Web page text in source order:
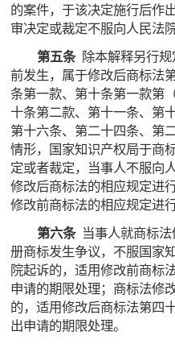
的案件，于该决定施行后作
审决定或裁定不服向人民法
第五条 除本解释另行
前发生，属于修改后商标法
条第一款、第十条第一款第
十条第二款、第十一条、第
第十六条、第二十四条、第
情形，国家知识产权局于商
定或者裁定，当事人不服向
修改后商标法的相应规定进
修改前商标法的相应规定进行
第六条 当事人就商标
册商标发生争议，不服国家
院起诉的，适用修改前商标
申请的期限处理；商标法修
的，适用修改后商标法第四
出申请的期限处理。